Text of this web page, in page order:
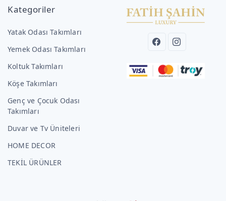
Kategoriler
Yatak Odası Takımları
Yemek Odası Takımları
Koltuk Takımları
Köşe Takımları
Genç ve Çocuk Odası
Takımları
Duvar ve Tv Üniteleri
HOME DECOR
TEKİL ÜRÜNLER